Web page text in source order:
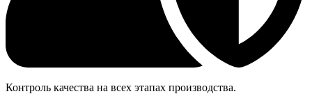
Контроль качества на всех этапах производства.